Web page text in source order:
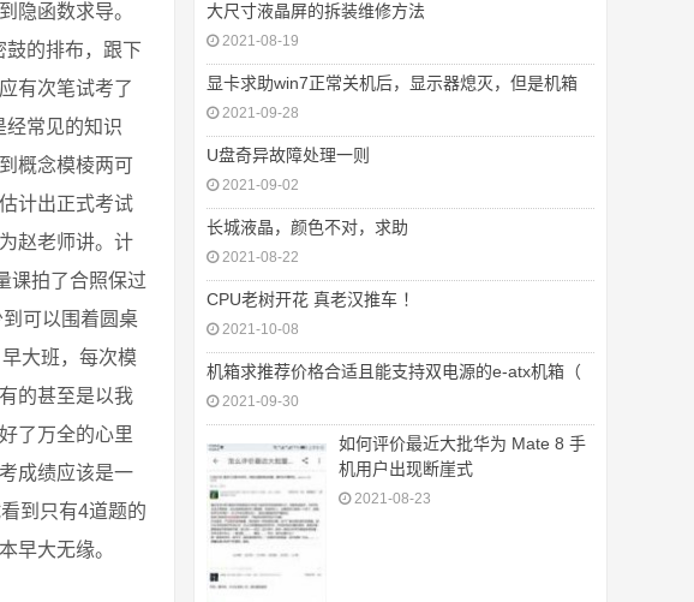
隐函数求导。
鼓的排布，跟下
有次笔试考了
经常见的知识
概念模棱两可
计出正式考试
赵老师讲。计
课拍了合照保过
可以围着圆桌
大班，每次模
的甚至是以我
了万全的心里
成绩应该是一
到只有4道题的
早大无缘。
大尺寸液晶屏的拆装维修方法
2021-08-19
显卡求助win7正常关机后，显示器熄灭，但是机箱
2021-09-28
U盘奇异故障处理一则
2021-09-02
长城液晶，颜色不对，求助
2021-08-22
CPU老树开花 真老汉推车 ！
2021-10-08
机箱求推荐价格合适且能支持双电源的e-atx机箱（
2021-09-30
如何评价最近大批华为 Mate 8 手
机用户出现断崖式
2021-08-23